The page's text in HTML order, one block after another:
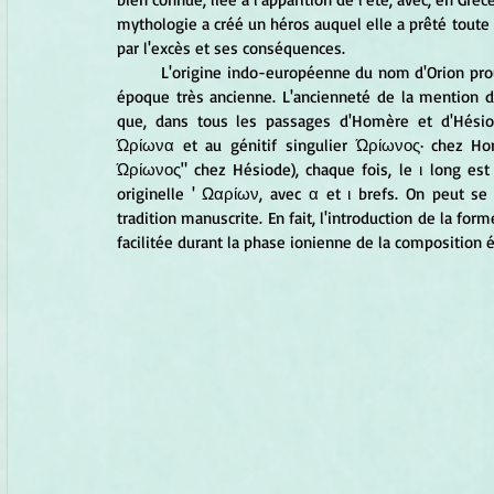
mythologie a créé un héros auquel elle a prêté
par l'excès et ses conséquences.
époque très ancienne. L'ancienneté de la
que, dans tous les passages d'Homère et
Ώρίωνα et au génitif singulier Ώρίωνος· chez
Ώρίωνος" chez Hésiode), chaque fois, le ι long
originelle ' Ωαρίων, avec α et ι brefs. On peut
tradition manuscrite. En fait, l'introduction de la
facilitée durant la phase ionienne de la composition